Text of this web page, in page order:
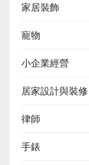
家居裝飾
寵物
小企業經營
居家設計與裝修
律師
手錶